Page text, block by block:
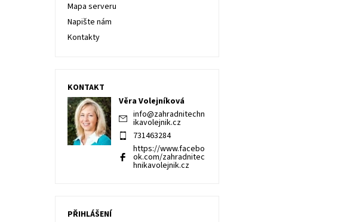
Mapa serveru
Napište nám
Kontakty
KONTAKT
Věra Volejníková
info@zahradnitechn
ikavolejnik.cz
731463284
https://www.facebo
ok.com/zahradnitec
hnikavolejnik.cz
PŘIHLÁŠENÍ